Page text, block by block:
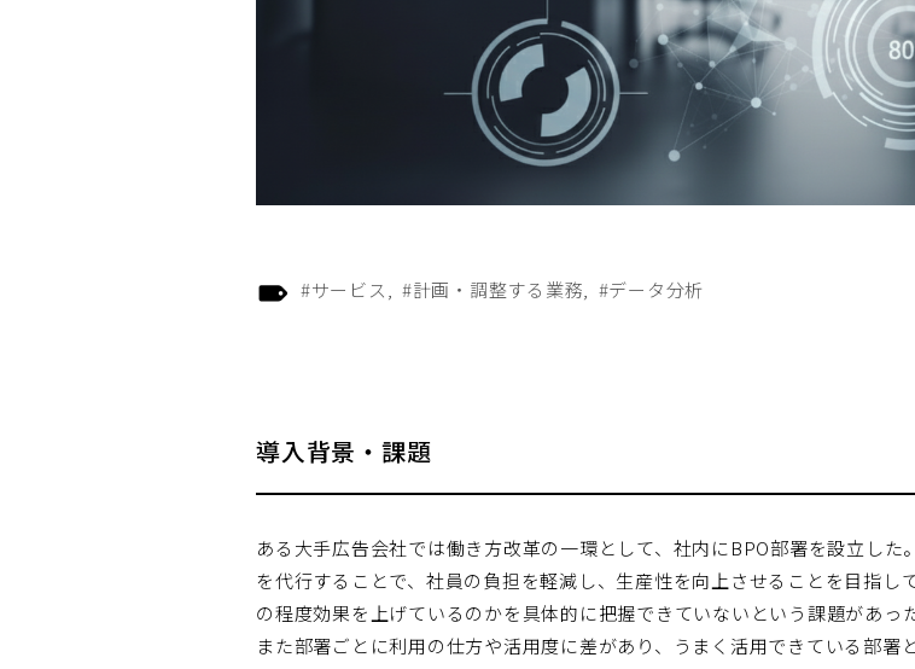
#サービス #計画・調整する業務 #データ分析
導入背景・課題
ある大手広告会社では働き方改革の一環として、社内にBPO部署を設立し
を代行することで、社員の負担を軽減し、生産性を向上させることを目指
の程度効果を上げているのかを具体的に把握できていないという課題があった
また部署ごとに利用の仕方や活用度に差があり、うまく活用できている部署